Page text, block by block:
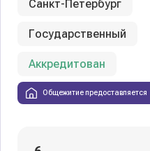
Санкт-Петербург
Государственный
Аккредитован
Общежитие предоставляется